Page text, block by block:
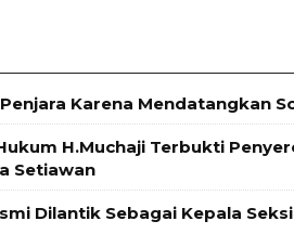
Karena Mendatangkan
H.Muchaji Terbukti
Setiawan
Dilantik Sebagai Kepala